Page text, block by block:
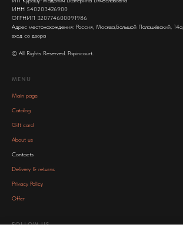
ИНН 540203426900
ОГРНИП 320774600091986
Адрес местонахождения: Россия, Москва,Большой Палашёвский, 14а,
вход со двора
© All Rights Reserved. Popincourt.
MENU
Main page
Catalog
Gift card
About us
Contacts
Delivery & returns
Privacy Policy
Offer
FOLLOW US